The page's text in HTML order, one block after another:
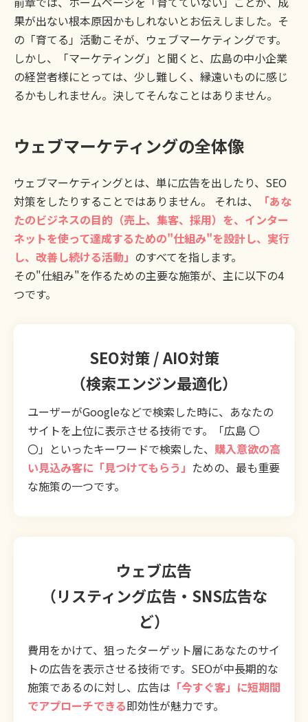
果が出ない根本原因かもしれないとお伝えしました。そ
の「育てる」活動こそが、ウェブマーケティングです。
しかし、「マーケティング」と聞くと、広島の中小企業
の経営者様にとっては、少し難しく、縁遠いものに感じ
るかもしれません。決してそんなことはありません。
ウェブマーケティングの全体像
ウェブマーケティングとは、単に広告を出したり、SEO
対策をしたりすることではありません。 それは、
「あな
たのビジネスの目的（売上、集客、採用）を、インター
ネットを使って達成するための"仕組み"を設計し、実行
し、改善し続ける活動」 のすべてを指します。
その"仕組み"を作るための主要な施策が、主に以下の4
つです。
SEO対策 / AIO対策
（検索エンジン最適化）
ユーザーがGoogleなどで検索した時に、あなたの
サイトを上位に表示させる技術です。「広島 〇
〇」といったキーワードで検索した、 購入意欲の高
い見込み客に「見つけてもらう」 ための、最も重要
な施策の一つです。
ウェブ広告
（リスティング広告・SNS広告な
ど）
費用をかけて、狙ったターゲット層にあなたのサイ
トの広告を表示させる技術です。SEOが中長期的な
施策であるのに対し、広告は 「今すぐ客」に短期間
でアプローチできる即効性が魅力です。